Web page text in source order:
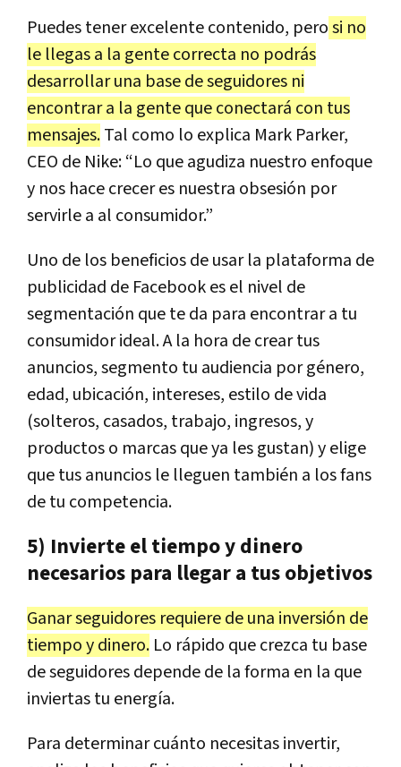
Puedes tener excelente contenido, perosi no
le llegas a la gente correcta no podrás
desarrollar una base de seguidores ni
encontrar a la gente que conectará con tus
mensajes.Tal como lo explica Mark Parker,
CEO de Nike: “Lo que agudiza nuestro enfoque
y nos hace crecer es nuestra obsesión por
servirle a al consumidor.”
Uno de los beneficios de usar la plataforma de
publicidad de Facebook es el nivel de
segmentación que te da para encontrar a tu
consumidor ideal. A la hora de crear tus
anuncios, segmento tu audiencia por género,
edad, ubicación, intereses, estilo de vida
(solteros, casados, trabajo, ingresos, y
productos o marcas que ya les gustan) y elige
que tus anuncios le lleguen también a los fans
de tu competencia.
5) Invierte el tiempo y dinero
necesarios para llegar a tus objetivos
Ganar seguidores requiere de una inversión de
tiempo y dinero. Lo rápido que crezca tu base
de seguidores depende de la forma en la que
inviertas tu energía.
Para determinar cuánto necesitas invertir,